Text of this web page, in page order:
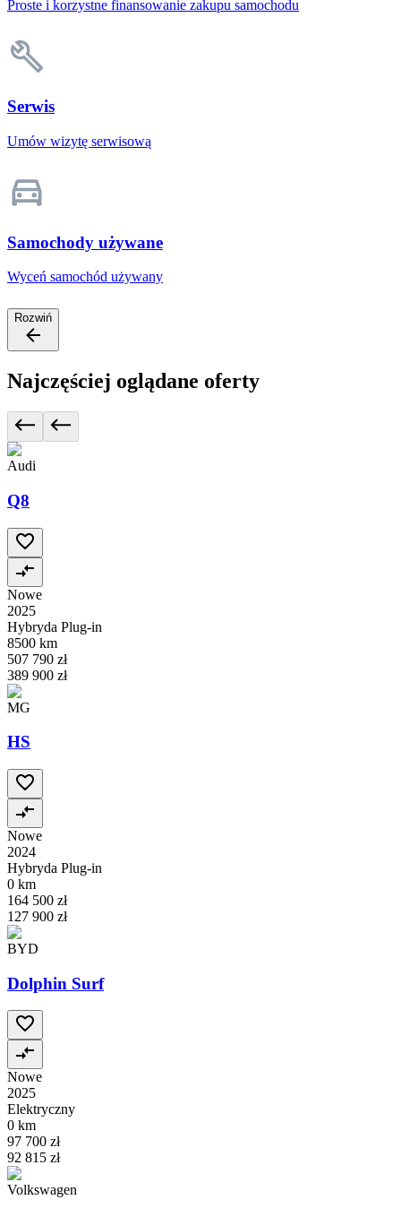
Proste i korzystne finansowanie zakupu samochodu
Serwis
Umów wizytę serwisową
Samochody używane
Wyceń samochód używany
Rozwiń
Najczęściej oglądane oferty
Audi
Q8
Nowe
2025
Hybryda Plug-in
8500 km
507 790 zł
389 900 zł
MG
HS
Nowe
2024
Hybryda Plug-in
0 km
164 500 zł
127 900 zł
BYD
Dolphin Surf
Nowe
2025
Elektryczny
0 km
97 700 zł
92 815 zł
Volkswagen